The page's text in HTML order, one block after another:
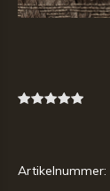
Artikelnummer: